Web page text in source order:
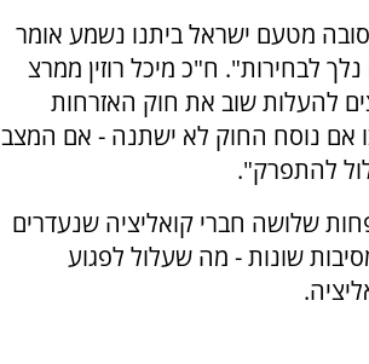
מטעם ישראל ביתנו נשמע אומר
לבחירות". ח"כ מיכל רוזין ממרצ
להעלות שוב את חוק האזרחות
אם נוסח החוק לא ישתנה - אם המצב
להתפרק".
שלושה חברי קואליציה שנעדרים
שונות - מה שעלול לפגוע